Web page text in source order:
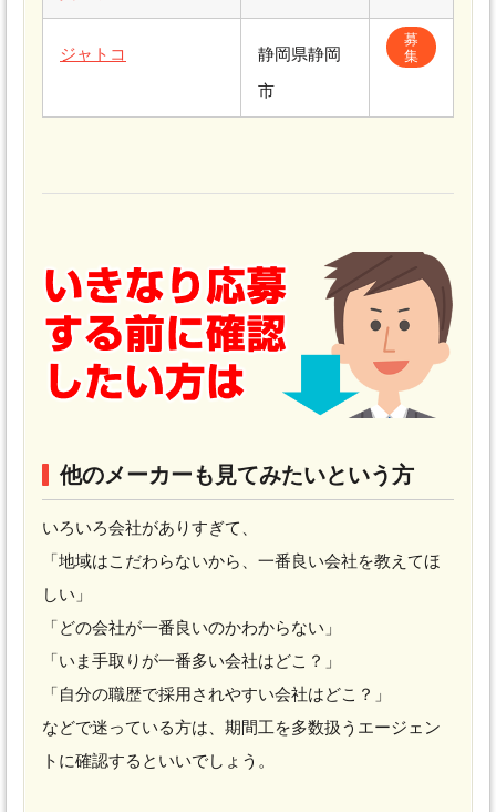
ジャトコ
静岡県静岡
市
募
集
他のメーカーも見てみたいという方
いろいろ会社がありすぎて、
「地域はこだわらないから、一番良い会社を教えてほ
しい」
「どの会社が一番良いのかわからない」
「いま手取りが一番多い会社はどこ？」
「自分の職歴で採用されやすい会社はどこ？」
などで迷っている方は、期間工を多数扱うエージェン
トに確認するといいでしょう。